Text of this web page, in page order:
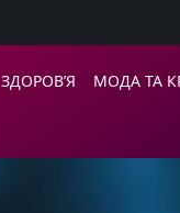
ЗДОРОВ’Я МОДА ТА